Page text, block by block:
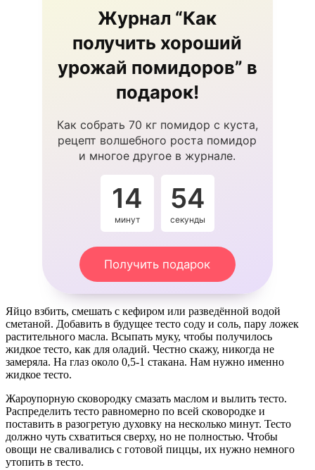
Журнал “Как
получить хороший
урожай помидоров” в
подарок!
Как собрать 70 кг помидор с куста,
рецепт волшебного роста помидор
и многое другое в журнале.
14
минут
53
секунды
Получить подарок
Яйцо взбить, смешать с кефиром или разведённой водой
сметаной. Добавить в будущее тесто соду и соль, пару ложек
растительного масла. Всыпать муку, чтобы получилось
жидкое тесто, как для оладий. Честно скажу, никогда не
замеряла. На глаз около 0,5-1 стакана. Нам нужно именно
жидкое тесто.
Жароупорную сковородку смазать маслом и вылить тесто.
Распределить тесто равномерно по всей сковородке и
поставить в разогретую духовку на несколько минут. Тесто
должно чуть схватиться сверху, но не полностью. Чтобы
овощи не сваливались с готовой пиццы, их нужно немного
утопить в тесто.